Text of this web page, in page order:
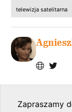
telewizja satelitarna
Zapraszamy